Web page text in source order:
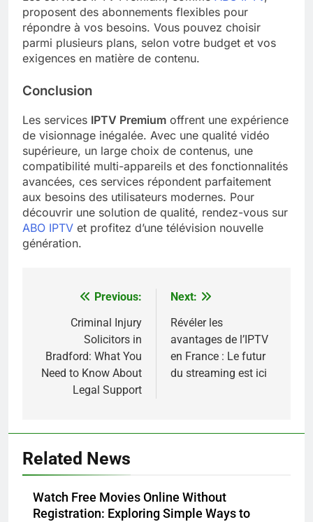
proposent des abonnements flexibles pour
répondre à vos besoins. Vous pouvez choisir
parmi plusieurs plans, selon votre budget et vos
exigences en matière de contenu.
Conclusion
Les services IPTV Premium offrent une expérience
de visionnage inégalée. Avec une qualité vidéo
supérieure, un large choix de contenus, une
compatibilité multi-appareils et des fonctionnalités
avancées, ces services répondent parfaitement
aux besoins des utilisateurs modernes. Pour
découvrir une solution de qualité, rendez-vous sur
ABO IPTV et profitez d’une télévision nouvelle
génération.
navigation
Previous:
Criminal Injury
Solicitors in
Bradford: What You
Need to Know About
Legal Support
Next:
Révéler les
avantages de l’IPTV
en France : Le futur
du streaming est ici
Related News
Watch Free Movies Online Without
Registration: Exploring Simple Ways to
Alibarbar vs Other Vape Brands:
BUSINESS